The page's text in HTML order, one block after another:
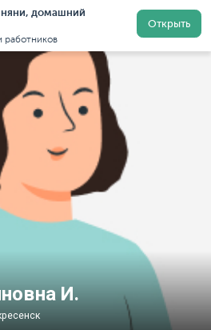
няни, домашний
работников
Открыть
в Московской области Няни
И.